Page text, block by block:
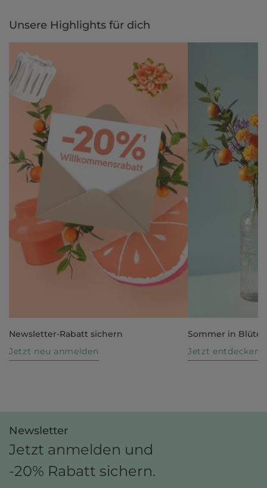
Unsere Highlights für dich
Newsletter-Rabatt sichern
Jetzt neu anmelden
Sommer in Blüte
Jetzt entdecken
Newsletter
Jetzt anmelden und
-20% Rabatt sichern.